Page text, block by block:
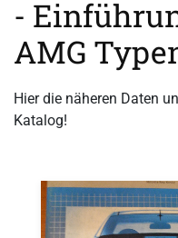
-
AMG
Hier die näheren Daten
Katalog!